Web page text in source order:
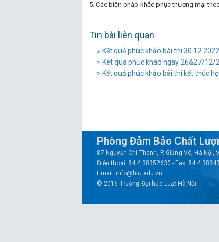
5. Các biện pháp khắc phục thương mại
Tin bài liên quan
» Kết quả phúc khảo bài thi 30.12.2022
» Ket qua phuc khao ngay 26&27/12/
» Kết quả phúc khảo bài thi kết thúc
Phòng Đảm Bảo Chất
87 Nguyễn Chí Thanh, P. Giảng Võ, Hà Nội,
Điện thoại: 84.4.38352630 - Fax:
Email: info@hlu.edu.vn
© 2016 Trường Đại học Luật Hà Nội